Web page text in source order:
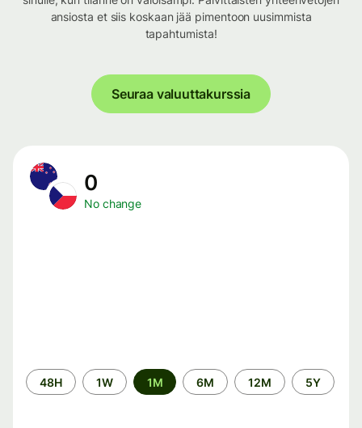
ansiosta et siis koskaan jää pimentoon uusimmista
tapahtumista!
Seuraa valuuttakurssia
0
No change
Time
period
48H 1W 1M 6M 12M 5Y